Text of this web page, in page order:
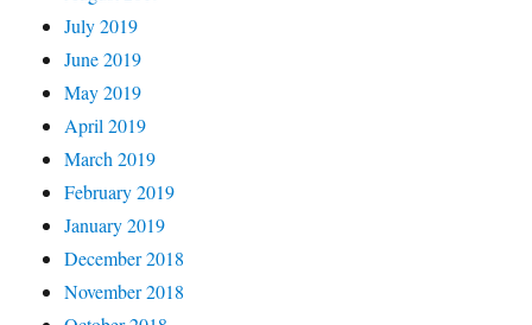
July 2019
June 2019
May 2019
April 2019
March 2019
February 2019
January 2019
December 2018
November 2018